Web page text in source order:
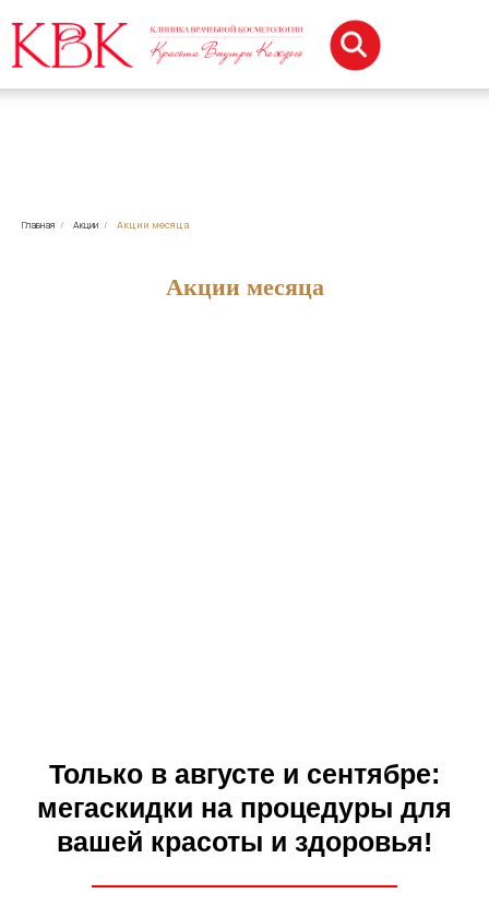
Главная / Акции / Акции месяца
Акции месяца